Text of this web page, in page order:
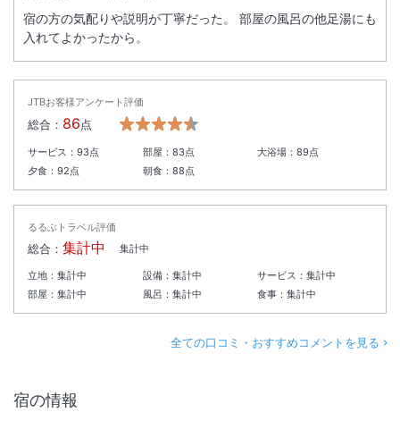
宿の方の気配りや説明が丁寧だった。 部屋の風呂の他足湯にも
入れてよかったから。
JTBお客様アンケート評価
総合： 86点
サービス： 93点 部屋： 83点 大浴場：89点
夕食： 92点 朝食： 88点
るるぶトラベル評価
総合： 集計中 集計中
立地： 集計中 設備： 集計中 サービス：集計中
部屋： 集計中 風呂： 集計中 食事：集計中
全ての口コミ・おすすめコメントを見る
宿の情報